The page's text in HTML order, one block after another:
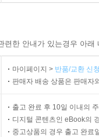
한 안내가 있는경우 아
마이페이지 > 반품/교환 신
판매자 배송 상품은 판매자
출고 완료 후 10일 이내의
디지털 콘텐츠인 eBook의
중고상품의 경우 출고 완료